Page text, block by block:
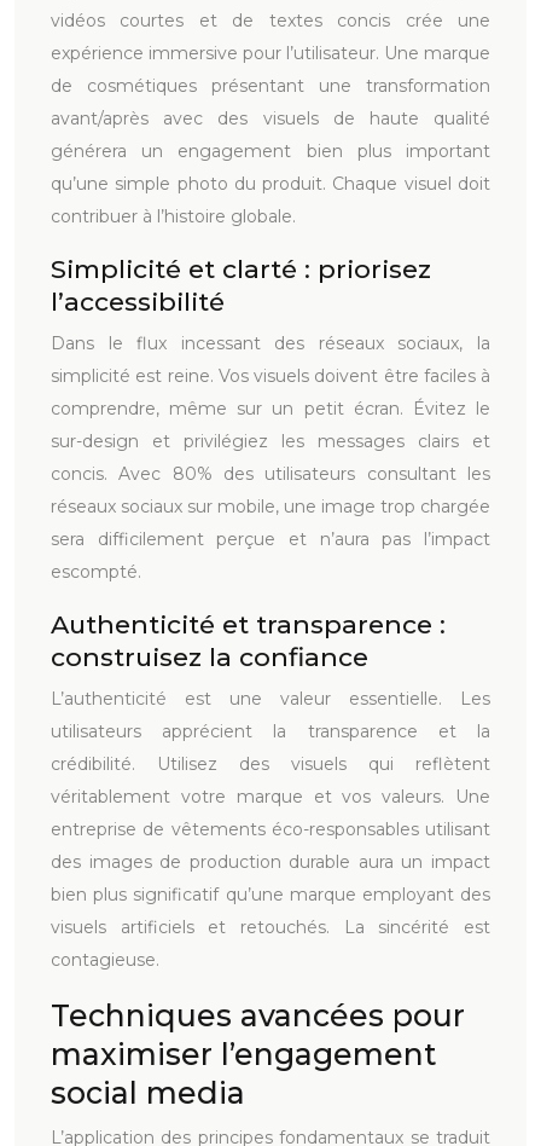
vidéos courtes et de textes concis crée une
expérience immersive pour l’utilisateur. Une marque
de cosmétiques présentant une transformation
avant/après avec des visuels de haute qualité
générera un engagement bien plus important
qu’une simple photo du produit. Chaque visuel doit
contribuer à l’histoire globale.
Simplicité et clarté : priorisez
l’accessibilité
Dans le flux incessant des réseaux sociaux, la
simplicité est reine. Vos visuels doivent être faciles à
comprendre, même sur un petit écran. Évitez le
sur-design et privilégiez les messages clairs et
concis. Avec 80% des utilisateurs consultant les
réseaux sociaux sur mobile, une image trop chargée
sera difficilement perçue et n’aura pas l’impact
escompté.
Authenticité et transparence :
construisez la confiance
L’authenticité est une valeur essentielle. Les
utilisateurs apprécient la transparence et la
crédibilité. Utilisez des visuels qui reflètent
véritablement votre marque et vos valeurs. Une
entreprise de vêtements éco-responsables utilisant
des images de production durable aura un impact
bien plus significatif qu’une marque employant des
visuels artificiels et retouchés. La sincérité est
contagieuse.
Techniques avancées pour
maximiser l’engagement
social media
L’application des principes fondamentaux se traduit